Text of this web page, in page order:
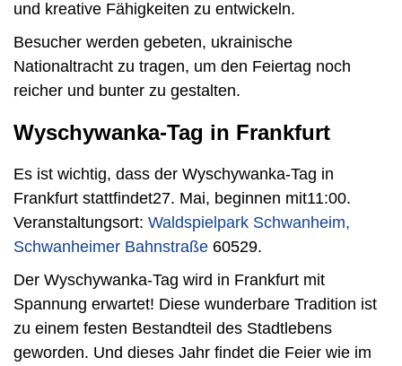
und kreative Fähigkeiten zu entwickeln.
Besucher werden gebeten, ukrainische
Nationaltracht zu tragen, um den Feiertag noch
reicher und bunter zu gestalten.
Wyschywanka-Tag in Frankfurt
Es ist wichtig, dass der Wyschywanka-Tag in
Frankfurt stattfindet27. Mai, beginnen mit11:00.
Veranstaltungsort: Waldspielpark Schwanheim,
Schwanheimer Bahnstraße 60529.
Der Wyschywanka-Tag wird in Frankfurt mit
Spannung erwartet! Diese wunderbare Tradition ist
zu einem festen Bestandteil des Stadtlebens
geworden. Und dieses Jahr findet die Feier wie im